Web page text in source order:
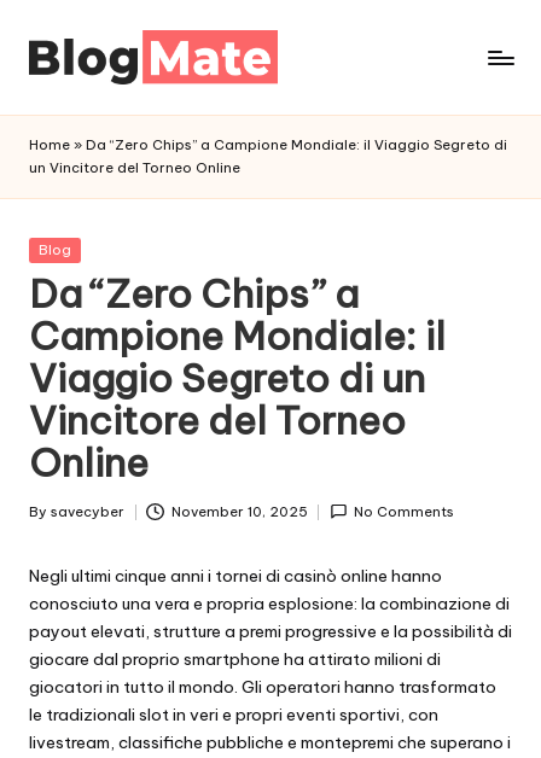
n
a
l
t
i
c
r
e
d
Home » Da “Zero Chips” a Campione Mondiale: il Viaggio Segreto di
un Vincitore del Torneo Online
Posted
Blog
Da “Zero Chips” a
Campione Mondiale: il
Viaggio Segreto di un
Vincitore del Torneo
Online
Posted
By savecyber November 10, 2025 No Comments
Negli ultimi cinque anni i tornei di casinò online hanno
conosciuto una vera e propria esplosione: la combinazione di
payout elevati, strutture a premi progressive e la possibilità di
giocare dal proprio smartphone ha attirato milioni di
giocatori in tutto il mondo. Gli operatori hanno trasformato
le tradizionali slot in veri e propri eventi sportivi, con
livestream, classifiche pubbliche e montepremi che superano i